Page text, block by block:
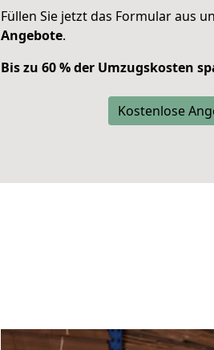
Füllen Sie jetzt das Formular aus
Angebote.
Bis zu 60 % der Umzugskosten
Kostenlose